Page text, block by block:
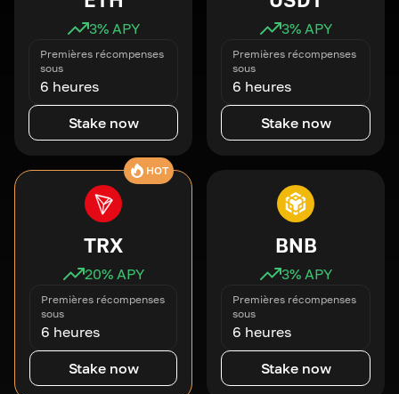
3% APY
Premières récompenses
sous
6 heures
Stake now
3% APY
Premières récompenses
sous
6 heures
Stake now
HOT
TRX
20% APY
Premières récompenses
sous
6 heures
Stake now
BNB
3% APY
Premières récompenses
sous
6 heures
Stake now